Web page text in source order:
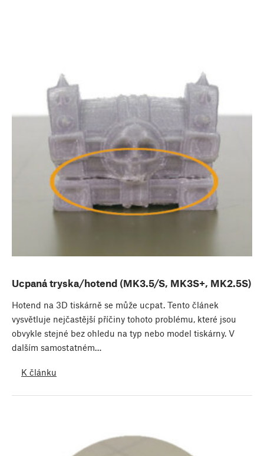
Ucpaná tryska/hotend (MK3.5/S, MK3S+, MK2.5S)
Hotend na 3D tiskárně se může ucpat. Tento článek
vysvětluje nejčastější příčiny tohoto problému, které jsou
obvykle stejné bez ohledu na typ nebo model tiskárny. V
dalším samostatném…
K článku